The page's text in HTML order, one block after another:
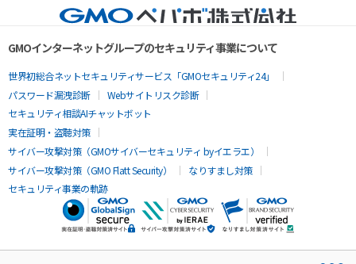
GMOインターネットグループのセキュリティ事業について
世界初総合ネットセキュリティサービス「GMOセキュリティ24」
パスワード漏洩診断
Webサイトリスク診断
セキュリティ相談AIチャットボット
実在証明・盗聴対策
サイバー攻撃対策（GMOサイバーセキュリティ byイエラエ）
サイバー攻撃対策（GMO Flatt Security）
なりすまし対策
セキュリティ事業の軌跡